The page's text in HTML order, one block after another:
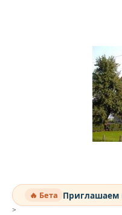
🔥 Бета Приглашаем
>